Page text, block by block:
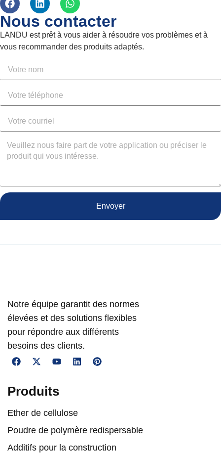
Nous contacter
LANDU est prêt à vous aider à résoudre vos problèmes et à
vous recommander des produits adaptés.
Envoyer
Notre équipe garantit des normes
élevées et des solutions flexibles
pour répondre aux différents
besoins des clients.
Produits
Ether de cellulose
Poudre de polymère redispersable
Additifs pour la construction